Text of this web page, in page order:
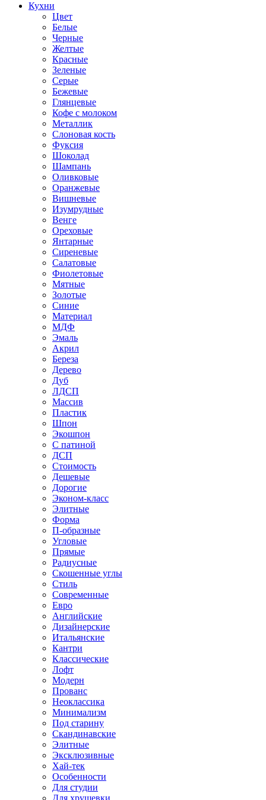
Кухни
Цвет
Белые
Черные
Желтые
Красные
Зеленые
Серые
Бежевые
Глянцевые
Кофе с молоком
Металлик
Слоновая кость
Фуксия
Шоколад
Шампань
Оливковые
Оранжевые
Вишневые
Изумрудные
Венге
Ореховые
Янтарные
Сиреневые
Салатовые
Фиолетовые
Мятные
Золотые
Синие
Материал
МДФ
Эмаль
Акрил
Береза
Дерево
Дуб
ЛДСП
Массив
Пластик
Шпон
Экошпон
С патиной
ДСП
Стоимость
Дешевые
Дорогие
Эконом-класс
Элитные
Форма
П-образные
Угловые
Прямые
Радиусные
Скошенные углы
Стиль
Современные
Евро
Английские
Дизайнерские
Итальянские
Кантри
Классические
Лофт
Модерн
Прованс
Неоклассика
Минимализм
Под старину
Скандинавские
Элитные
Эксклюзивные
Хай-тек
Особенности
Для студии
Для хрущевки